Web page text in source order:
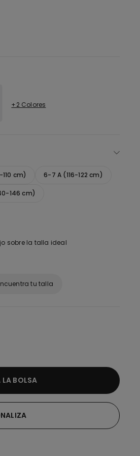
+2 Colores
cm) 6-7 A (116-122 cm)
146 cm)
sobre la talla ideal
tu talla
BOLSA